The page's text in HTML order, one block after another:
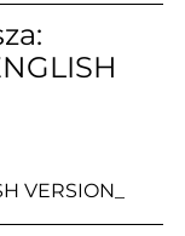
VERSION_